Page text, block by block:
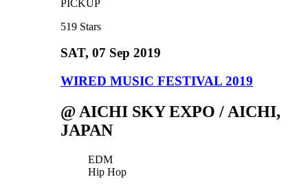
PICKUP
519 Stars
SAT, 07 Sep 2019
WIRED MUSIC FESTIVAL 2019
@ AICHI SKY EXPO / AICHI,
JAPAN
EDM
Hip Hop